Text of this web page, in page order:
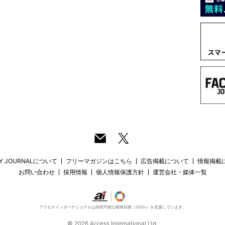
JOURNALについて フリーマガジンはこちら 広告掲載について
情報掲載
お問い合わせ
採用情報 個人情報保護方針 運営会社・媒体一覧
アクセスインターナショナルは持続可能な開発目標（SDGs）を支援しています。